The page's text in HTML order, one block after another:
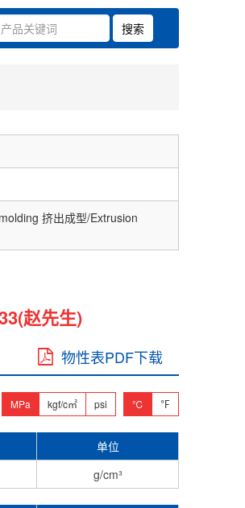
挤出成型/Extrusion
赵先生)
物性表PDF下载
MPa kgf/c㎡ psi ℃ ℉
单位
g/cm³